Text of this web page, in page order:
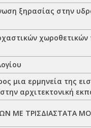
ξηρασίας στην
μια ερμηνεία της
αρχιτεκτονική
ΜΕ ΤΡΙΣΔΙΑΣΤΑΤΑ